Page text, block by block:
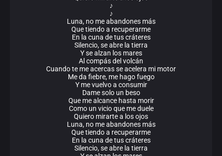
♪
♪
Luna, no me abandones más
Que tiendo a recuperarme
En la cuna de tus cráteres
Silencio, se abre la tierra
Y se alzan los mares
Al compás del volcán
Cuando te me acercas se acelera mi motor
Me da fiebre, me hago fuego
Y me vuelvo a consumir
Dame solo un beso
Que me alcance hasta morir
Como un vicio que me duele
Quiero mirarte a los ojos
Luna, no me abandones más
Que tiendo a recuperarme
En la cuna de tus cráteres
Silencio, se abre la tierra